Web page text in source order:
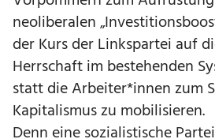
neoliberalen
der Kurs der Linkspartei auf
Herrschaft im bestehenden
statt die Arbeiter*innen zum
Kapitalismus zu mobilisieren.
Denn eine sozialistische